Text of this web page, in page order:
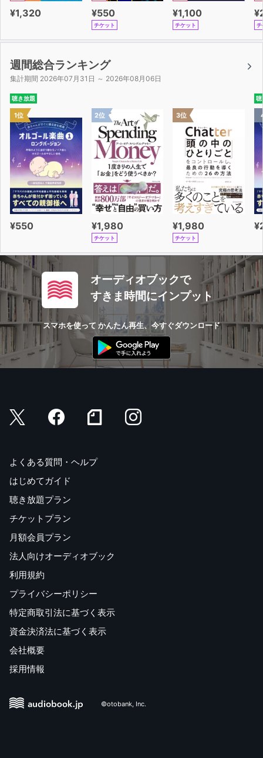
¥1,320 ¥550
チケット
¥1,100
チケット チ
週間総合ランキング
集計期間 2026年07月31日 ～ 2026年08月06日
聴き放題
1位
¥550
2位
¥1,980
チケット
3位
¥1,980
チケット
聴
オーディオブックで
すきま時間にインプット
スマホを使って かんたん再生、今すぐダウンロード
よくある質問・ヘルプ
はじめてガイド
聴き放題プラン
チケットプラン
月額会員プラン
法人向けオーディオブック
利用規約
プライバシーポリシー
特定商取引法に基づく表示
資金決済法に基づく表示
会社概要
採用情報
©otobank, Inc.